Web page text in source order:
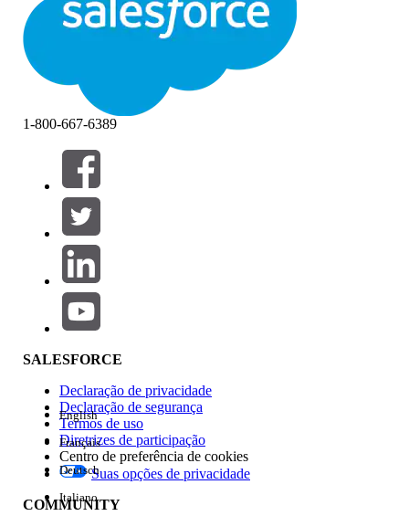
1-800-667-6389
SALESFORCE
Declaração de privacidade
Declaração de segurança
Termos de uso
Diretrizes de participação
Centro de preferência de cookies
Suas opções de privacidade
COMMUNITY
English
Français
Deutsch
Italiano